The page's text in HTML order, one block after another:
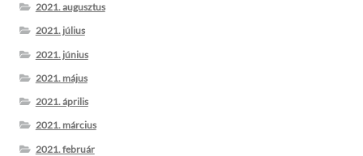
2021. augusztus
2021. július
2021. június
2021. május
2021. április
2021. március
2021. február